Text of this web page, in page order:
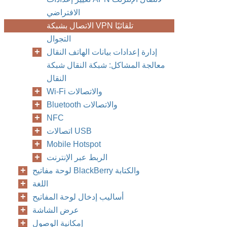
الافتراضي
الاتصال بشبكة VPN تلقائيًا
التجوال
إدارة إعدادات بيانات الهاتف النقال
معالجة المشاكل: شبكة النقال شبكة
النقال
Wi-Fi والاتصالات
Bluetooth والاتصالات
NFC
اتصالات USB
Mobile Hotspot
الربط عبر الإنترنت
لوحة مفاتيح BlackBerry والكتابة
اللغة
أساليب إدخال لوحة المفاتيح
عرض الشاشة
إمكانية الوصول